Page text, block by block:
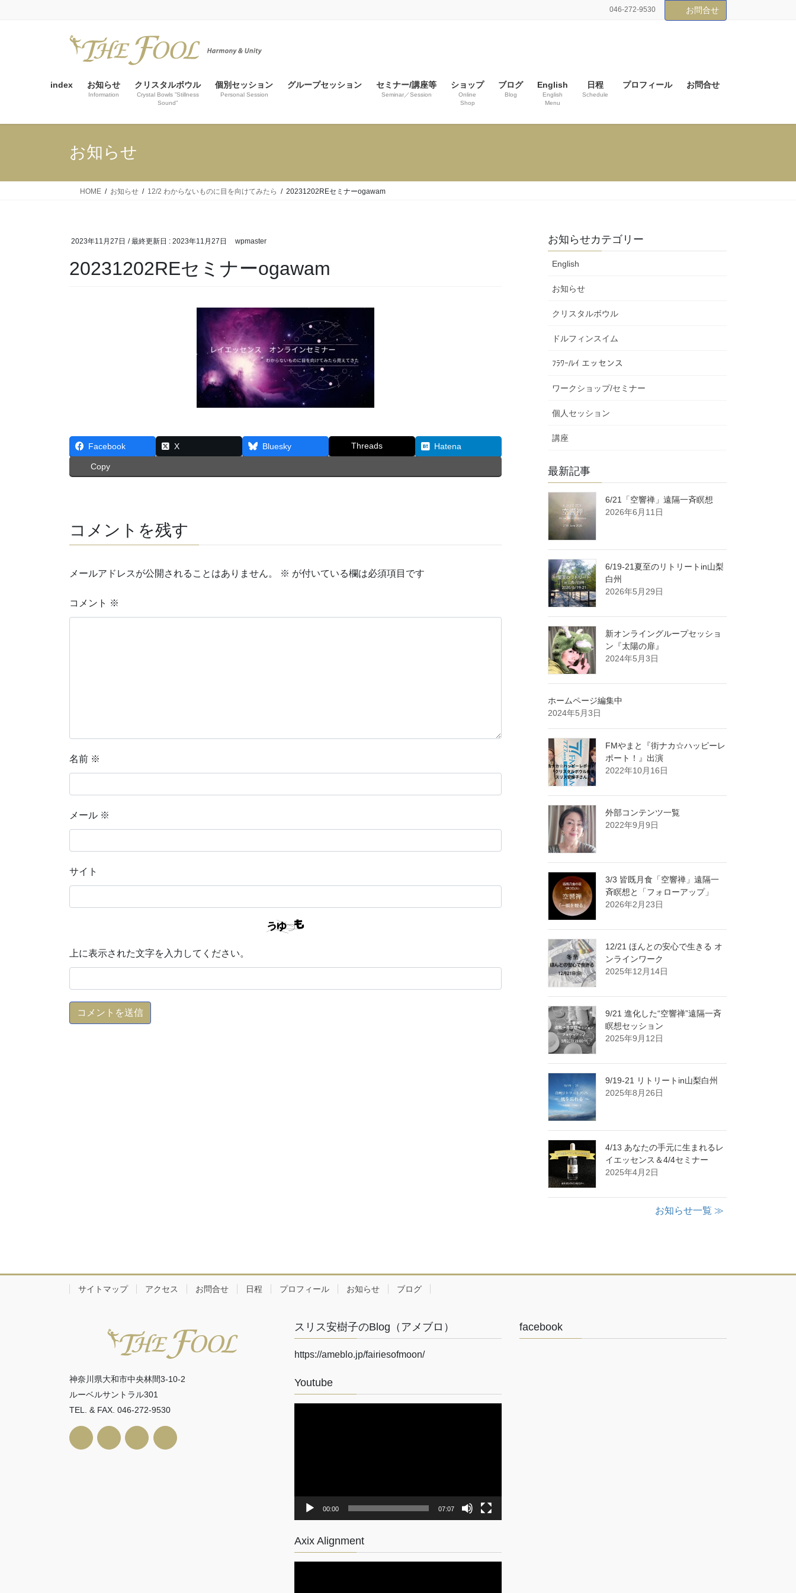
046-272-9530 お問合せ
index お知らせ
Information
クリスタルボウル
Crystal Bowls ”Stillness
Sound”
個別セッション
Personal Session
グループセッション セミナー/講座等
Seminar／Session
ショップ
Online
Shop
ブログ
Blog
English
English
Menu
日程
Schedule
プロフィール お問合せ
お知らせ
HOME お知らせ 12/2 わからないものに目を向けてみたら 20231202REセミナーogawam
2023年11月27日 / 最終更新日 : 2023年11月27日 wpmaster
20231202REセミナーogawam
Facebook X Bluesky Threads Hatena
Copy
コメントを残す
メールアドレスが公開されることはありません。 ※ が付いている欄は必須項目です
コメント ※
名前 ※
メール ※
サイト
上に表示された文字を入力してください。
お知らせカテゴリー
English
お知らせ
クリスタルボウル
ドルフィンスイム
ﾌﾗﾜｰ/ﾚｲ エッセンス
ワークショップ/セミナー
個人セッション
講座
最新記事
6/21「空響禅」遠隔一斉瞑想
2026年6月11日
6/19-21夏至のリトリートin山梨
白州
2026年5月29日
新オンライングループセッショ
ン『太陽の扉』
2024年5月3日
ホームページ編集中
2024年5月3日
FMやまと『街ナカ☆ハッピーレ
ポート！』出演
2022年10月16日
外部コンテンツ一覧
2022年9月9日
3/3 皆既月食「空響禅」遠隔一
斉瞑想と「フォローアップ」
2026年2月23日
12/21 ほんとの安心で生きる オ
ンラインワーク
2025年12月14日
9/21 進化した“空響禅”遠隔一斉
瞑想セッション
2025年9月12日
9/19-21 リトリートin山梨白州
2025年8月26日
4/13 あなたの手元に生まれるレ
イエッセンス＆4/4セミナー
2025年4月2日
お知らせ一覧 ≫
サイトマップ アクセス お問合せ 日程 プロフィール お知らせ ブログ
神奈川県大和市中央林間3-10-2
ルーベルサントラル301
TEL. & FAX. 046-272-9530
スリス安樹子のBlog（アメブロ）
https://ameblo.jp/fairiesofmoon/
Youtube
ー
00:00 07:07
Axix Alignment
facebook